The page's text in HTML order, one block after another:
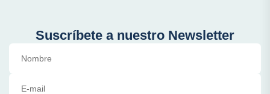
Suscríbete a nuestro Newsletter